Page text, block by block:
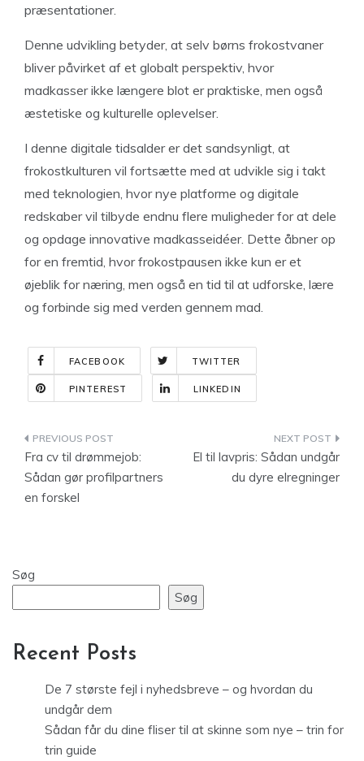
præsentationer.
Denne udvikling betyder, at selv børns frokostvaner
bliver påvirket af et globalt perspektiv, hvor
madkasser ikke længere blot er praktiske, men også
æstetiske og kulturelle oplevelser.
I denne digitale tidsalder er det sandsynligt, at
frokostkulturen vil fortsætte med at udvikle sig i takt
med teknologien, hvor nye platforme og digitale
redskaber vil tilbyde endnu flere muligheder for at dele
og opdage innovative madkasseidéer. Dette åbner op
for en fremtid, hvor frokostpausen ikke kun er et
øjeblik for næring, men også en tid til at udforske, lære
og forbinde sig med verden gennem mad.
FACEBOOK TWITTER
PINTEREST LINKEDIN
Indlægsnavigation
Fra cv til drømmejob:
Sådan gør profilpartners
en forskel
El til lavpris: Sådan undgår
du dyre elregninger
Søg
Søg
Recent Posts
De 7 største fejl i nyhedsbreve – og hvordan du
undgår dem
Sådan får du dine fliser til at skinne som nye – trin for
trin guide